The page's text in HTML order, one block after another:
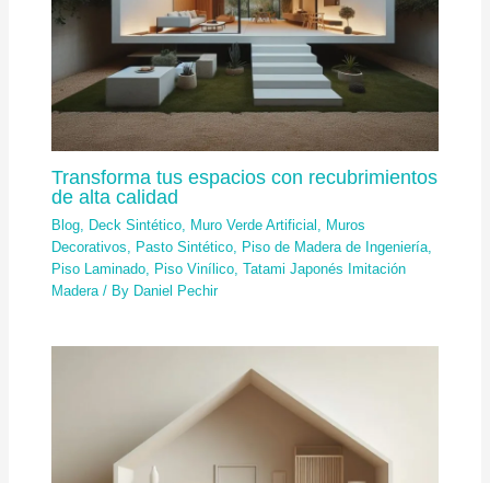
Transforma tus espacios con recubrimientos
de alta calidad
Blog Deck Sintético Muro Verde Artificial
Muros
Decorativos
Pasto Sintético Piso de Madera de Ingeniería
Piso Laminado
Piso Vinílico ,Tatami Japonés Imitación
Madera / By Daniel Pechir